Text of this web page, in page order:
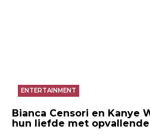
ENTERTAINMENT
Bianca Censori en Kanye
hun liefde met opvallende